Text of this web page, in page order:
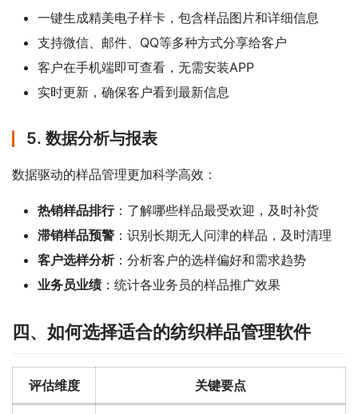
一键生成精美电子样卡，包含样品图片和详细信息
支持微信、邮件、QQ等多种方式分享给客户
客户在手机端即可查看，无需安装APP
实时更新，确保客户看到最新信息
5. 数据分析与报表
数据驱动的样品管理更加科学高效：
热销样品排行：了解哪些样品最受欢迎，及时补货
滞销样品预警 ：识别长期无人问津的样品，及时清理
客户选样分析：分析客户的选样偏好和需求趋势
业务员业绩：统计各业务员的样品推广效果
四、如何选择适合的纺织样品管理软件
评估维度 关键要点